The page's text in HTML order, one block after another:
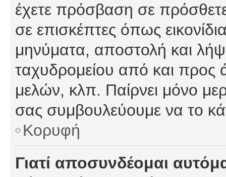
έχετε πρόσβαση σε
σε επισκέπτες όπως
μηνύματα, αποστολή και
ταχυδρομείου από και προς
μελών, κλπ. Παίρνει μόνο
σας συμβουλεύουμε να το
Κορυφή
Γιατί αποσυνδέομαι